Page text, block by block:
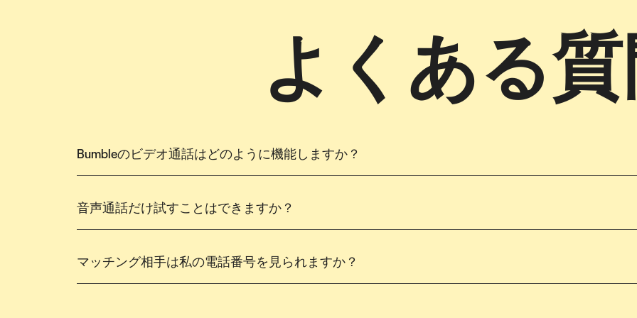
よくある
Bumbleのビデオ通話はどのように機能しますか？
音声通話だけ試すことはできますか？
マッチング相手は私の電話番号を見られますか？